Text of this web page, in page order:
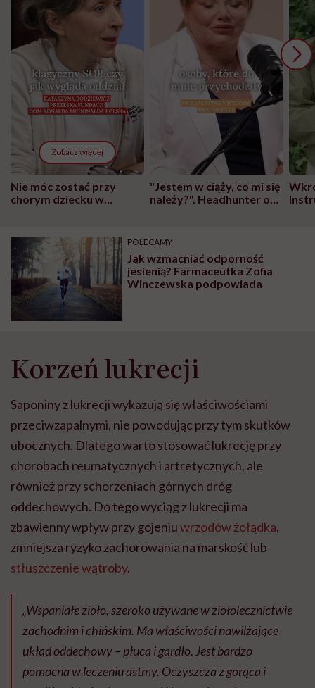
Zobacz więcej
Nie móc zostać przy
chorym dziecku w
może chyba tylko
głupota i brak
wyobraźni"
"Jestem w ciąży, co mi się
należy?". Headhunter o
pracy
POLECAMY
Jak wzmacniać odporność
jesienią? Farmaceutka Zofia
Winczewska podpowiada
Korzeń lukrecji
Saponiny z lukrecji wykazują się właściwościami
przeciwzapalnymi, nie powodując przy tym skutków
ubocznych. Dlatego warto stosować lukrecję przy
chorobach reumatycznych i artretycznych, ale
również przy schorzeniach górnych dróg
oddechowych. Do tego wyciąg z lukrecji ma
zbawienny wpływ przy gojeniuwrzodów żołądka,
zmniejsza ryzyko zachorowania na marskość lub
stłuszczenie wątroby.
„Wspaniałe zioło, szeroko używane w ziołolecznictwie
zachodnim i chińskim. Ma właściwości nawilżające
układ oddechowy – płuca i gardło. Jest bardzo
pomocna w leczeniu astmy. Oczyszcza z gorąca i